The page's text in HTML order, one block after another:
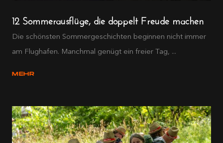
12 Sommerausflüge, die doppelt Freude machen
Die schönsten Sommergeschichten beginnen nicht immer
am Flughafen. Manchmal genügt ein freier Tag, ...
MEHR